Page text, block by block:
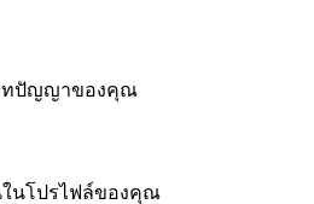
ภทปัญญาของคุณ
ในโปรไฟล์ของคุณ